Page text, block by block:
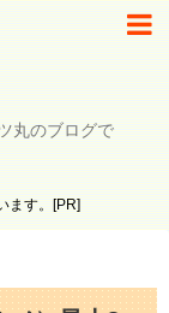
丸のブログで
ます。[PR]